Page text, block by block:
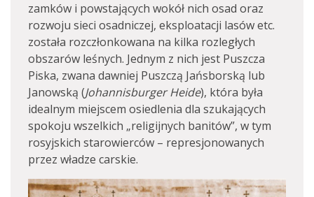
zamków i powstających wokół nich osad oraz
rozwoju sieci osadniczej, eksploatacji lasów etc.
została rozczłonkowana na kilka rozległych
obszarów leśnych. Jednym z nich jest Puszcza
Piska, zwana dawniej Puszczą Jańsborską lub
Janowską (Johannisburger Heide), która była
idealnym miejscem osiedlenia dla szukających
spokoju wszelkich „religijnych banitów”, w tym
rosyjskich starowierców – represjonowanych
przez władze carskie.